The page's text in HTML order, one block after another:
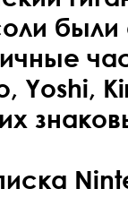
Yoshi,